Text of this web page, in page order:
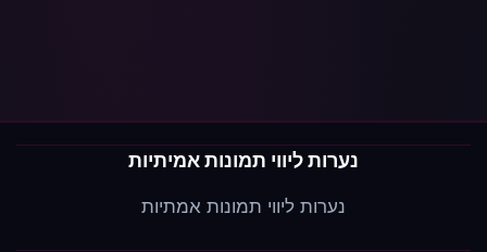
נערות ליווי תמונות אמיתיות
נערות ליווי תמונות אמתיות